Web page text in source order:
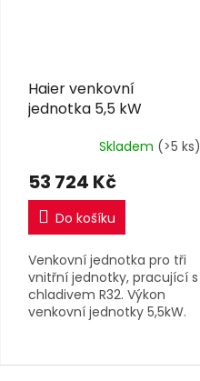
Haier venkovní
jednotka 5,5 kW
Skladem (>5 ks)
53 724 Kč
Do košíku
Venkovní jednotka pro tři
vnitřní jednotky, pracující s
chladivem R32. Výkon
venkovní jednotky 5,5kW.